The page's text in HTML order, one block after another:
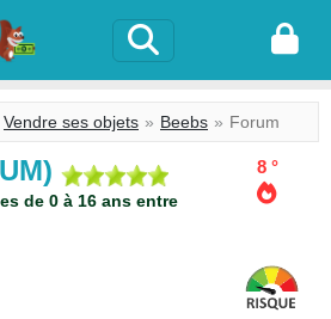
Vendre ses objets Beebs Forum
8 °
de 0 à 16 ans entre